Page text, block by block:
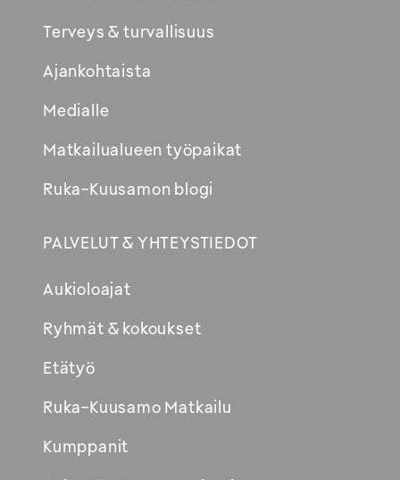
Terveys & turvallisuus
Ajankohtaista
Medialle
Matkailualueen työpaikat
Ruka-Kuusamon blogi
PALVELUT & YHTEYSTIEDOT
Aukioloajat
Ryhmät & kokoukset
Etätyö
Ruka-Kuusamo Matkailu
Kumppanit